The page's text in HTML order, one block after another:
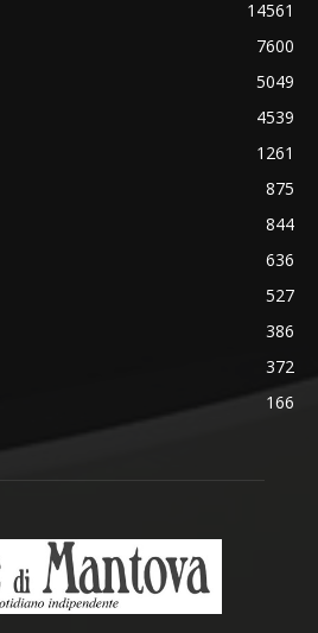
14561
7600
5049
4539
1261
875
844
636
527
386
372
166